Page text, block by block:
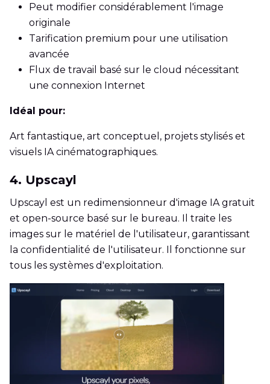
Peut modifier considérablement l'image
originale
Tarification premium pour une utilisation
avancée
Flux de travail basé sur le cloud nécessitant
une connexion Internet
Idéal pour:
Art fantastique, art conceptuel, projets stylisés et
visuels IA cinématographiques.
4. Upscayl
Upscayl est un redimensionneur d'image IA gratuit
et open-source basé sur le bureau. Il traite les
images sur le matériel de l'utilisateur, garantissant
la confidentialité de l'utilisateur. Il fonctionne sur
tous les systèmes d'exploitation.